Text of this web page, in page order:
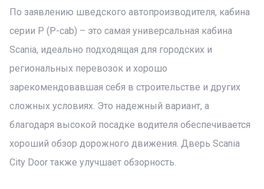
По заявлению шведского автопроизводителя, кабина
серии Р (P-cab) – это самая универсальная кабина
Scania, идеально подходящая для городских и
региональных перевозок и хорошо
зарекомендовавшая себя в строительстве и других
сложных условиях. Это надежный вариант, а
благодаря высокой посадке водителя обеспечивается
хороший обзор дорожного движения. Дверь Scania
City Door также улучшает обзорность.